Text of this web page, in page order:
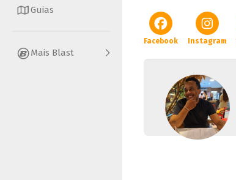
Guias
Mais Blast
Facebook Instagram